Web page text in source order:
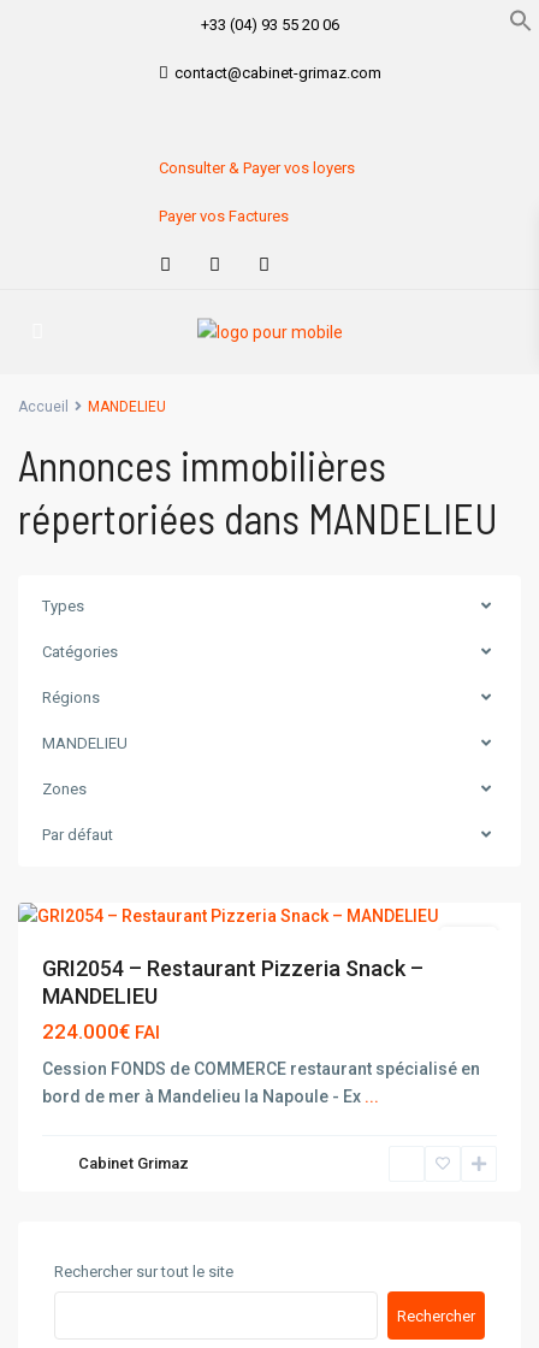
+33 (04) 93 55 20 06
contact@cabinet-grimaz.com
Consulter & Payer vos loyers
Payer vos Factures
Accueil MANDELIEU
Annonces immobilières
répertoriées dans MANDELIEU
Types
Catégories
Régions
MANDELIEU
Zones
Par défaut
GRI2054 – Restaurant Pizzeria Snack –
MANDELIEU
224.000€ FAI
Cession FONDS de COMMERCE restaurant spécialisé en
bord de mer à Mandelieu la Napoule - Ex ...
Cabinet Grimaz
Rechercher sur tout le site
Rechercher